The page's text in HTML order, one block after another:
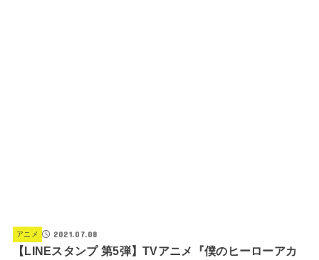
アニメ 2021.07.08
【LINEスタンプ 第5弾】TVアニメ『僕のヒーローアカ